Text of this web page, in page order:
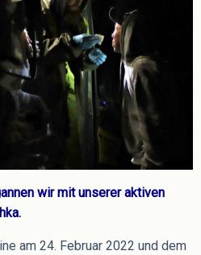
wir mit unserer aktiven
am 24. Februar 2022 und dem